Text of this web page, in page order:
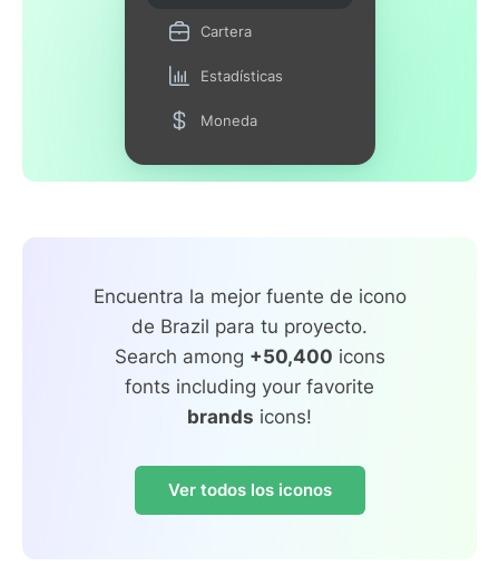
Cartera
Estadísticas
Moneda
Encuentra la mejor fuente de icono
de Brazil para tu proyecto.
Search among +50,400 icons
fonts including your favorite
brands icons!
Ver todos los iconos